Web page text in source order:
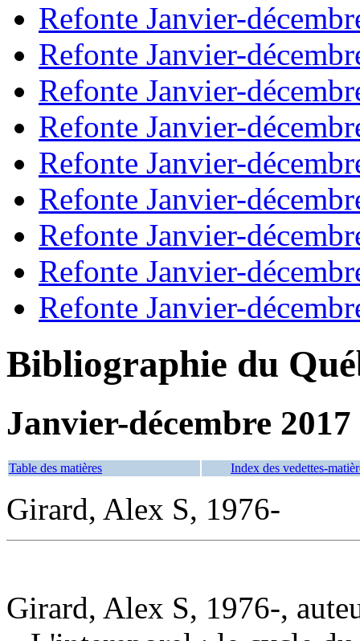
Refonte Janvier-
Refonte Janvier-
Refonte Janvier-
Refonte Janvier-
Refonte Janvier-
Refonte Janvier-
Refonte Janvier-
Refonte Janvier-
Refonte Janvier-
Bibliographie du
Janvier-décembre 2017
Table des matières Index des vedettes-
Girard, Alex S, 1976-
Girard, Alex S, 1976-,